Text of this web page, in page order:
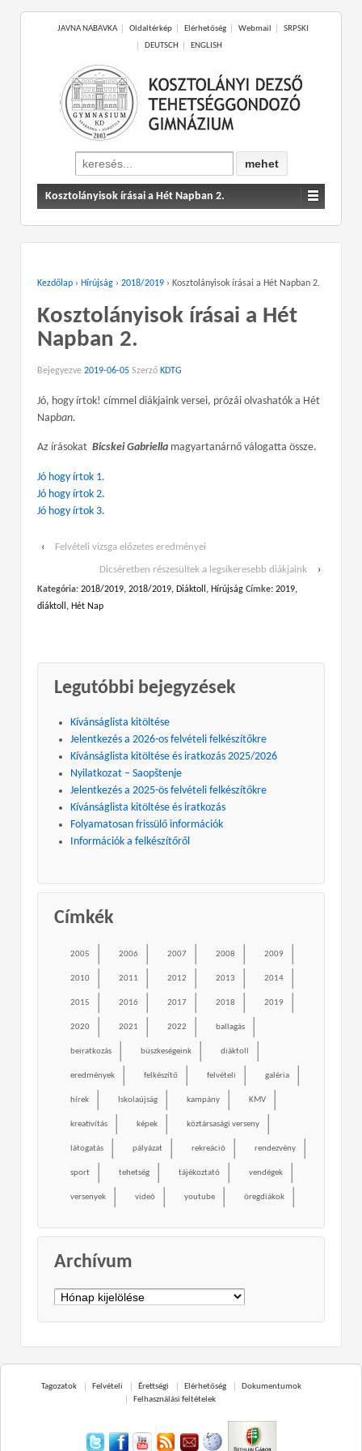
JAVNA NABAVKA Oldaltérkép Elérhetőség Webmail
SRPSKI
DEUTSCH
ENGLISH
Search
for:
Kosztolányisok írásai a Hét Napban 2.
Kezdőlap › Hírújság › 2018/2019 › Kosztolányisok írásai a Hét Napban 2.
Kosztolányisok írásai a Hét
Napban 2.
Bejegyezve 2019-06-05 Szerző KDTG
Jó, hogy írtok! címmel diákjaink versei, prózái olvashatók a Hét
Napban.
Az írásokat Bicskei Gabriella magyartanárnő válogatta össze.
Jó hogy írtok 1.
Jó hogy írtok 2.
Jó hogy írtok 3.
‹ Felvételi vizsga előzetes eredményei
Dicséretben részesültek a legsikeresebb diákjaink ›
Kategória: 2018/2019, 2018/2019, Diáktoll , Hírújság Címke: 2019,
diáktoll , Hét Nap
Legutóbbi bejegyzések
Kívánságlista kitöltése
Jelentkezés a 2026-os felvételi felkészítőkre
Kívánságlista kitöltése és iratkozás 2025/2026
Nyilatkozat – Saopštenje
Jelentkezés a 2025-ös felvételi felkészítőkre
Kívánságlista kitöltése és iratkozás
Folyamatosan frissülő információk
Információk a felkészítőről
Címkék
2005 2006 2007 2008 2009
2010 2011 2012 2013 2014
2015 2016 2017 2018 2019
2020 2021 2022 ballagás
beiratkozás büszkeségeink diáktoll
eredmények felkészítő felvételi galéria
hírek Iskolaújság kampány KMV
kreativítás képek köztársasági verseny
látogatás pályázat rekreáció rendezvény
sport tehetség tájékoztató vendégek
versenyek videó youtube öregdiákok
Archívum
Archívum
Tagozatok Felvételi Érettségi Elérhetőség
Dokumentumok
Felhasználási feltételek